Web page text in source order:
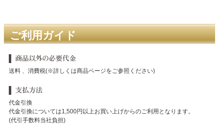
ご利用ガイド
送料 、消費税(※詳しくは商品ページをご参照ください)
代金引換
代金引換については1,500円以上お買い上げからのご利用となります。
(代引手数料当社負担)